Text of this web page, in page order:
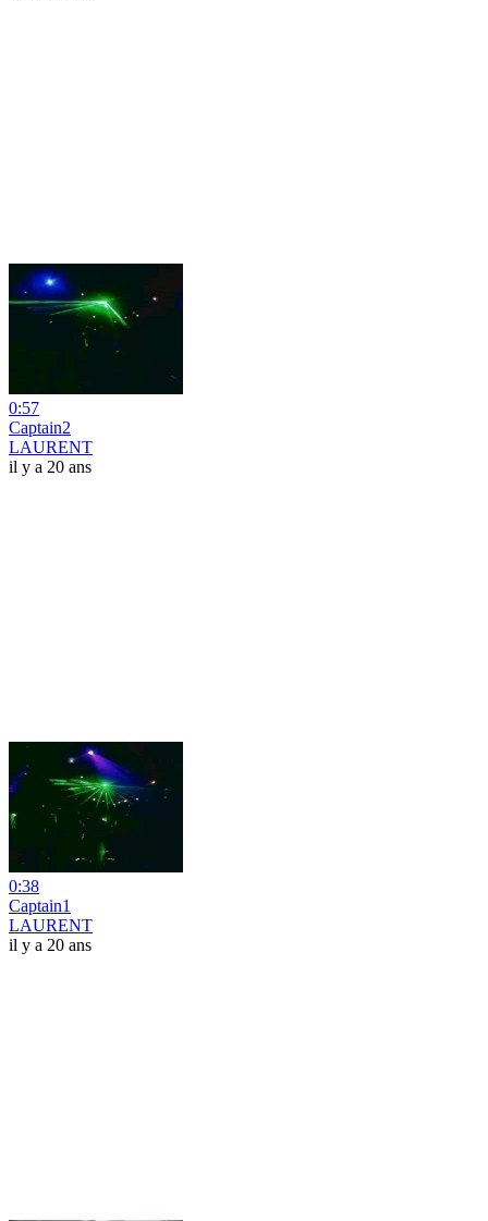
0:57
Captain2
LAURENT
il y a 20 ans
0:38
Captain1
LAURENT
il y a 20 ans